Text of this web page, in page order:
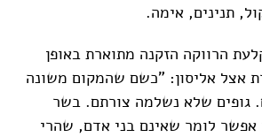
תנינים, אימה.
הרווקה הזקנה מתוארת באופן
אצל אליסון: "כשם שהמקום משונה
גופים שלא נשלמה צורתם. בשר
אפשר לומר שאינם בני אדם, שהרי